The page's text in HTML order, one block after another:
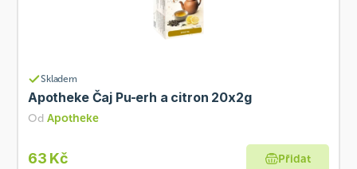
Skladem
Apotheke Čaj Pu-erh a citron 20x2g
Od Apotheke
63 Kč Přidat